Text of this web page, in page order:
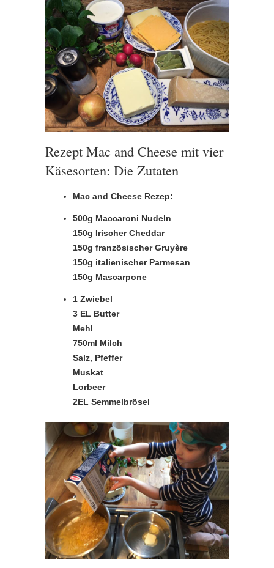
Rezept Mac and Cheese mit vier
Käsesorten: Die Zutaten
Mac and Cheese Rezep:
500g Maccaroni Nudeln
150g Irischer Cheddar
150g französischer Gruyère
150g italienischer Parmesan
150g Mascarpone
1 Zwiebel
3 EL Butter
Mehl
750ml Milch
Salz, Pfeffer
Muskat
Lorbeer
2EL Semmelbrösel